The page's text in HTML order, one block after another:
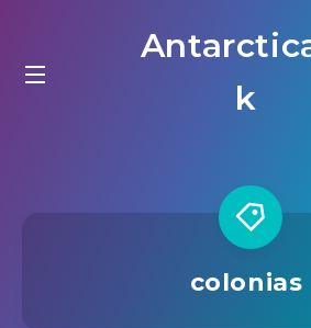
k
colonias